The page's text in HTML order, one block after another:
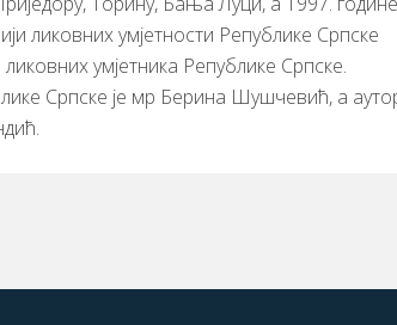
ликовних умјетности Републике Српске
умјетника Републике Српске.
Српске је мр Берина Шушчевић, а